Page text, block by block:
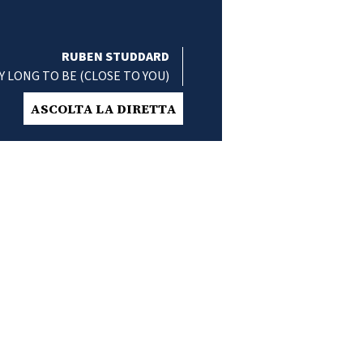
RUBEN STUDDARD
LONG TO BE (CLOSE TO YOU)
ASCOLTA LA DIRETTA